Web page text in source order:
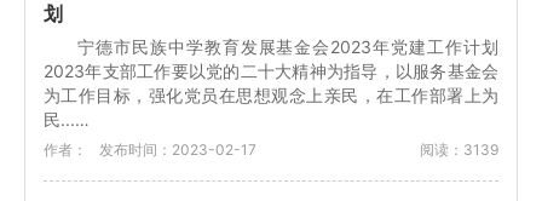
划
宁德市民族中学教育发展基金会2023年党建工作计划
2023年支部工作要以党的二十大精神为指导，以服务基金会
为工作目标，强化党员在思想观念上亲民，在工作部署上为
民...…
作者： 发布时间：2023-02-17 阅读：3139